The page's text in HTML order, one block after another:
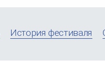
История фестиваля